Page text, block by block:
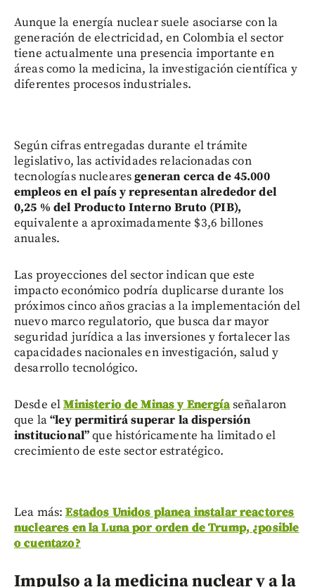
Aunque la energía nuclear suele asociarse con la
generación de electricidad, en Colombia el sector
tiene actualmente una presencia importante en
áreas como la medicina, la investigación científica y
diferentes procesos industriales.
Según cifras entregadas durante el trámite
legislativo, las actividades relacionadas con
tecnologías nuclearesgeneran cerca de 45.000
empleos en el país y representan alrededor del
0,25 % del Producto Interno Bruto (PIB),
equivalente a aproximadamente $3,6 billones
anuales.
Las proyecciones del sector indican que este
impacto económico podría duplicarse durante los
próximos cinco años gracias a la implementación del
nuevo marco regulatorio, que busca dar mayor
seguridad jurídica a las inversiones y fortalecer las
capacidades nacionales en investigación, salud y
desarrollo tecnológico.
Desde elMinisterio de Minas y Energíaseñalaron
que la“ley permitirá superar la dispersión
institucional”que históricamente ha limitado el
crecimiento de este sector estratégico.
Lea más:Estados Unidos planea instalar reactores
nucleares en la Luna por orden de Trump, ¿posible
o cuentazo?
Impulso a la medicina nuclear y a la